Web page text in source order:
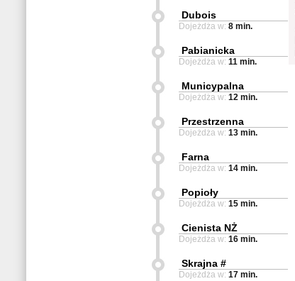
Dubois
Dojeżdża w: 8 min.
Pabianicka
Dojeżdża w: 11 min.
Municypalna
Dojeżdża w: 12 min.
Przestrzenna
Dojeżdża w: 13 min.
Farna
Dojeżdża w: 14 min.
Popioły
Dojeżdża w: 15 min.
Cienista NŻ
Dojeżdża w: 16 min.
Skrajna #
Dojeżdża w: 17 min.